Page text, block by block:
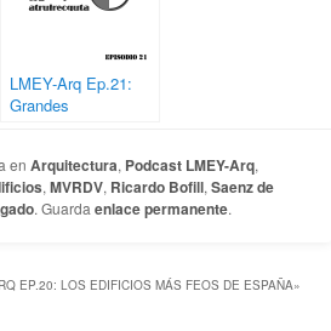
LMEY-Arq Ep.21:
Grandes
enArquitectura, Podcast LMEY-Arq,
,MVRDV, Ricardo Bofill,Saenz de
. Guardaenlace permanente.
EP.20: LOS EDIFICIOS MÁS FEOS DE ESPAÑA»